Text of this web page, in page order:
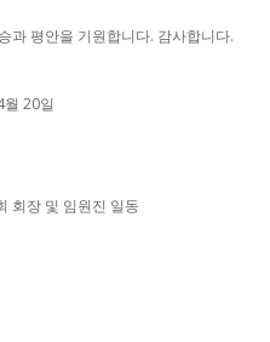
과 평안을 기원합니다. 감사합니다.
월 20일
회장 및 임원진 일동